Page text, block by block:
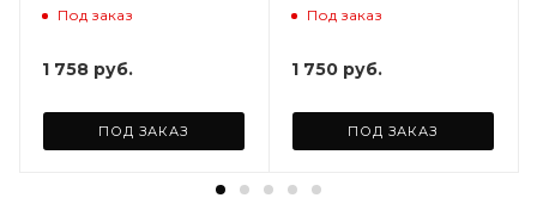
(Светло-бежевый)
Под заказ
1 758 руб.
ПОД ЗАКАЗ
ARD258086
Под заказ
1 750 руб.
ПОД ЗАКАЗ